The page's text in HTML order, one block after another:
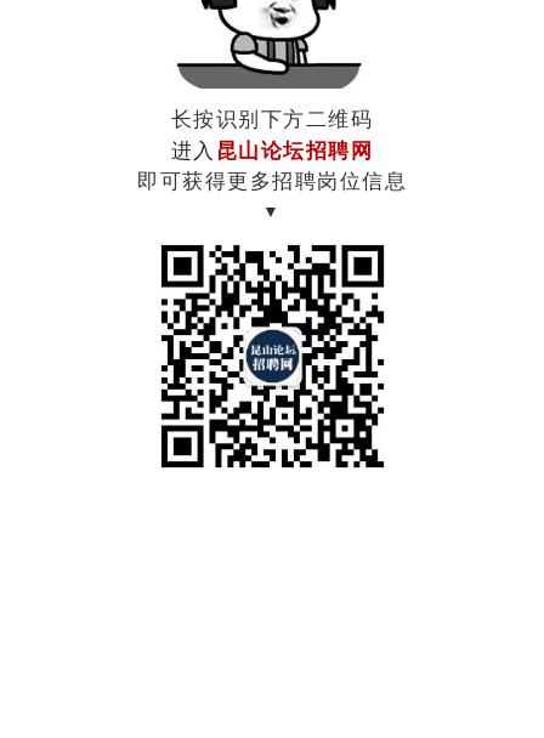
长按识别下方二维码
进入 昆山论坛招聘网
即可获得更多招聘岗位信息
▼